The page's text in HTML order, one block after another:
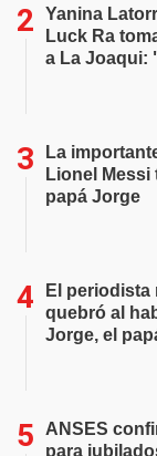
Yanina
Luck Ra
a La Joaqui:
La
Lionel Messi
papá Jorge
El periodista
quebró al
Jorge, el
ANSES
para